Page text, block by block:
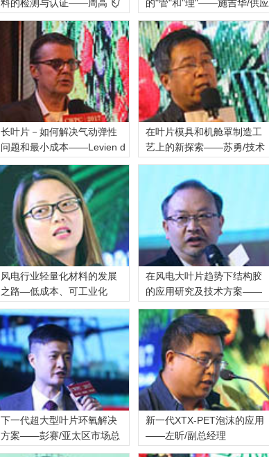
料的检测与认证——周高飞/
的"管"和"理"——施吉华/供应
商质
长叶片－如何解决气动弹性
问题和最小成本——Levien d
在叶片模具和机舱罩制造工
艺上的新探索——苏勇/技术
风电行业轻量化材料的发展
之路—低成本、可工业化
——
在风电大叶片趋势下结构胶
的应用研究及技术方案——
邹
下一代超大型叶片环氧解决
方案——彭赛/亚太区市场总
新一代XTX-PET泡沫的应用
——左昕/副总经理